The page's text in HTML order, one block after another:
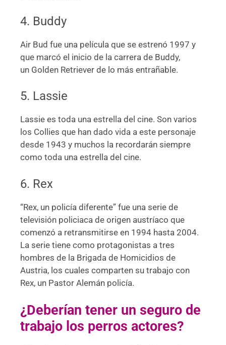
4. Buddy
Air Bud fue una película que se estrenó 1997 y
que marcó el inicio de la carrera de Buddy,
un Golden Retriever de lo más entrañable.
5. Lassie
Lassie es toda una estrella del cine. Son varios
los Collies que han dado vida a este personaje
desde 1943 y muchos la recordarán siempre
como toda una estrella del cine.
6. Rex
“Rex, un policía diferente” fue una serie de
televisión policiaca de origen austríaco que
comenzó a retransmitirse en 1994 hasta 2004.
La serie tiene como protagonistas a tres
hombres de la Brigada de Homicidios de
Austria, los cuales comparten su trabajo con
Rex, un Pastor Alemán policía.
¿Deberían tener un seguro de
trabajo los perros actores?